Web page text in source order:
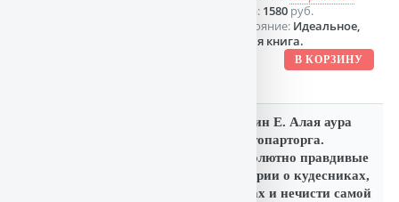
Цена: 1580руб.
Состояние: Идеальное,
новая книга.
Лукин Е. Алая аура
протопарторга.
Абсолютно правдивые
истории о кудесниках,
магах и нечисти самой